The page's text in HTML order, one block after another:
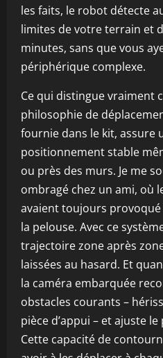
les faits, le robot détecte
limites de votre terrain et
minutes, sans que vous
périphérique complexe.
Ce qui distingue vraiment
philosophie de
fournie dans le kit, assure
positionnement stable
ou près des murs. Je me
ombragé chez un ami, où
avaient toujours provoqué
la pelouse. Avec ce
trajectoire zone après
laissées au hasard. Et
la caméra embarquée
obstacles courants –
pièce d’appui – et ajuste
Cette capacité de